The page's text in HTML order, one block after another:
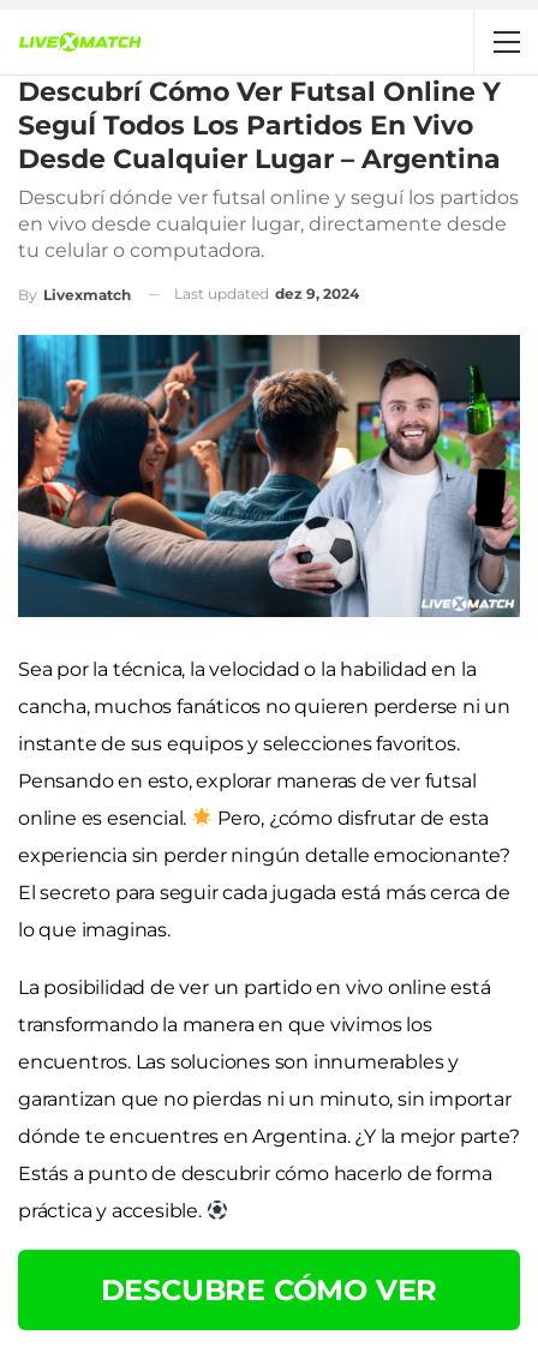
Descubrí Cómo Ver Futsal Online Y
SeguÍ Todos Los Partidos En Vivo
Desde Cualquier Lugar – Argentina
Descubrí dónde ver futsal online y seguí los partidos
en vivo desde cualquier lugar, directamente desde
tu celular o computadora.
By Livexmatch Last updated dez 9, 2024
Sea por la técnica, la velocidad o la habilidad en la
cancha, muchos fanáticos no quieren perderse ni un
instante de sus equipos y selecciones favoritos.
Pensando en esto, explorar maneras de ver futsal
online es esencial.
Pero, ¿cómo disfrutar de esta
experiencia sin perder ningún detalle emocionante?
El secreto para seguir cada jugada está más cerca de
lo que imaginas.
La posibilidad de ver un partido en vivo online está
transformando la manera en que vivimos los
encuentros. Las soluciones son innumerables y
garantizan que no pierdas ni un minuto, sin importar
dónde te encuentres en Argentina. ¿Y la mejor parte?
Estás a punto de descubrir cómo hacerlo de forma
práctica y accesible.
DESCUBRE CÓMO VER